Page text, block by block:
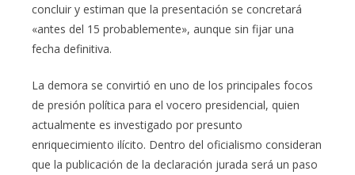
concluir y estiman que la presentación se concretará
«antes del 15 probablemente», aunque sin fijar una
fecha definitiva.
La demora se convirtió en uno de los principales focos
de presión política para el vocero presidencial, quien
actualmente es investigado por presunto
enriquecimiento ilícito. Dentro del oficialismo consideran
que la publicación de la declaración jurada será un paso